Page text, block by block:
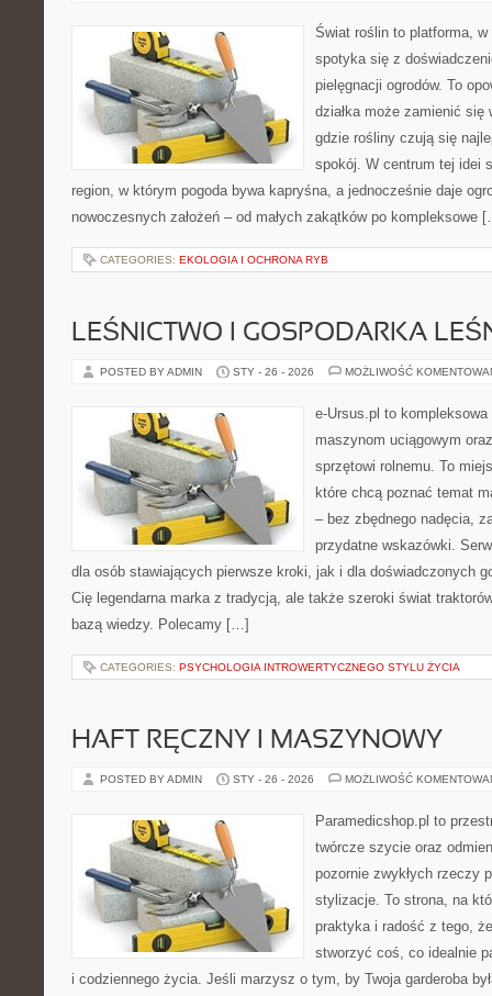
Świat roślin to platforma, w
spotyka się z
pielęgnacji ogrodów. To
działka może zamienić się
gdzie rośliny czują się
spokój. W centrum tej idei
region, w którym pogoda bywa kapryśna, a jednocześnie daje
nowoczesnych założeń – od małych zakątków po kompleksowe
CATEGORIES: EKOLOGIA I OCHRONA RYB
LEŚNICTWO I GOSPODARKA
POSTED BY ADMIN STY - 26 - 2026 MOŻLIWOŚĆ
e-Ursus.pl to
maszynom uciągowym
sprzętowi rolnemu. To
które chcą poznać temat
– bez zbędnego nadęcia,
przydatne wskazówki.
dla osób stawiających pierwsze kroki, jak i dla doświadczonych
Cię legendarna marka z tradycją, ale także szeroki świat
bazą wiedzy. Polecamy […]
CATEGORIES: PSYCHOLOGIA INTROWERTYCZNEGO STYLU ŻYCIA
HAFT RĘCZNY I MASZYNOWY
POSTED BY ADMIN STY - 26 - 2026 MOŻLIWOŚĆ
Paramedicshop.pl to
twórcze szycie oraz
pozornie zwykłych rzeczy
stylizacje. To strona, na
praktyka i radość z tego,
stworzyć coś, co idealnie
i codziennego życia. Jeśli marzysz o tym, by Twoja garderoba